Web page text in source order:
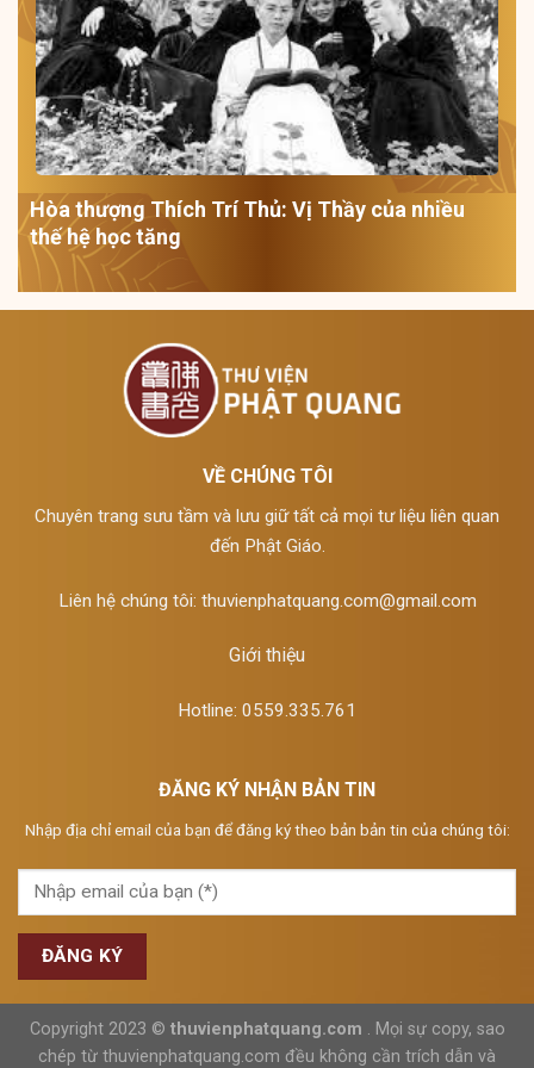
Hòa thượng Thích Trí Thủ: Vị Thầy của nhiều
thế hệ học tăng
VỀ CHÚNG TÔI
Chuyên trang sưu tầm và lưu giữ tất cả mọi tư liệu liên quan
đến Phật Giáo.
Liên hệ chúng tôi: thuvienphatquang.com@gmail.com
Giới thiệu
Hotline: 0559.335.761
ĐĂNG KÝ NHẬN BẢN TIN
Nhập địa chỉ email của bạn để đăng ký theo bản bản tin của chúng tôi:
Copyright 2023 © thuvienphatquang.com . Mọi sự copy, sao
chép từ thuvienphatquang.com đều không cần trích dẫn và